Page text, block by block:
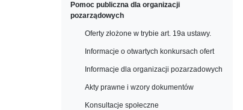
Pomoc publiczna dla organizacji
pozarządowych
Oferty złożone w trybie art. 19a ustawy.
Informacje o otwartych konkursach ofert
Informacje dla organizacji pozarzadowych
Akty prawne i wzory dokumentów
Konsultacje społeczne